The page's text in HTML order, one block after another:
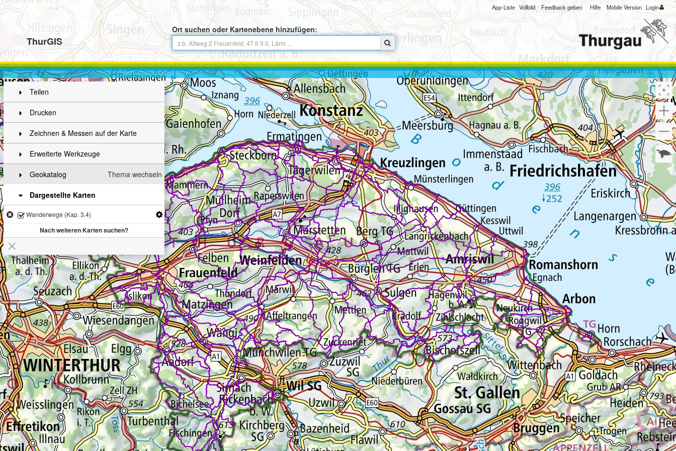
ThurGIS
Ort suchen oder Kartenebene hinzufügen:
App-Liste Vollbild Feedback geben Hilfe Mobile Version Login
Teilen
Drucken
Zeichnen & Messen auf der Karte
Erweiterte Werkzeuge
Thema wechseln
Geokatalog
Dargestellte Karten
Wanderwege (Kap. 3.4)
Nach weiteren Karten suchen?